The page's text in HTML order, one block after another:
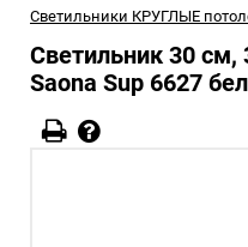
Светильники КРУГЛЫЕ
Светильник 30 см,
Saona Sup 6627